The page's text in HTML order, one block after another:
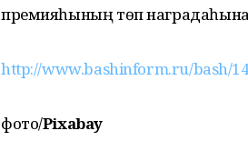
премияһының төп
http://www.bashinform.ru/bash/
фото/Pixabay